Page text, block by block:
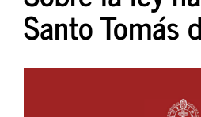
Santo Tomás
Barra